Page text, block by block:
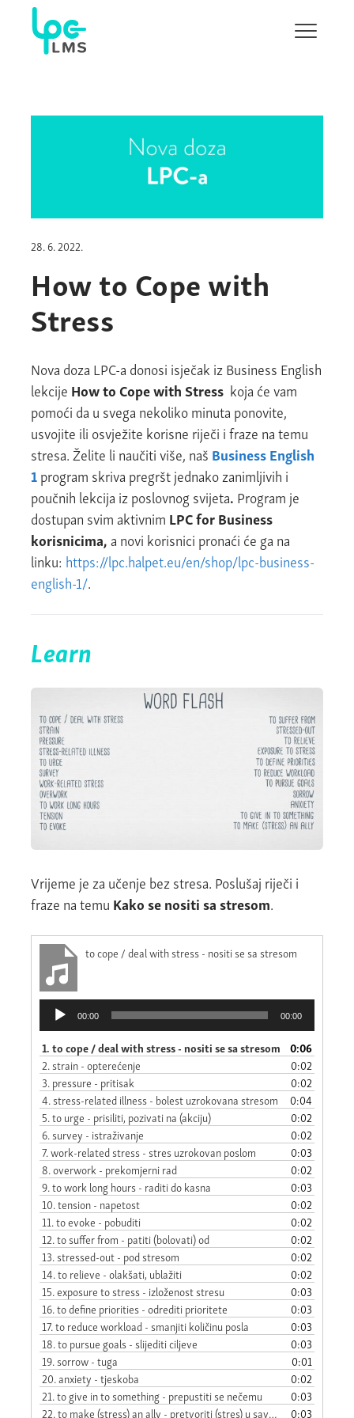
Pokaži/
28. 6. 2022.
How to Cope with
Stress
Nova doza LPC-a donosi isječak iz Business English
lekcije How to Cope with Stress koja će vam
pomoći da u svega nekoliko minuta ponovite,
usvojite ili osvježite korisne riječi i fraze na temu
stresa. Želite li naučiti više, naš Business English
1program skriva pregršt jednako zanimljivih i
poučnih lekcija iz poslovnog svijeta. Program je
dostupan svim aktivnim LPC for Business
korisnicima, a novi korisnici pronaći će ga na
linku: https://lpc.halpet.eu/en/shop/lpc-business-
english-1/.
Learn
Vrijeme je za učenje bez stresa. Poslušaj riječi i
fraze na temu Kako se nositi sa stresom.
to cope / deal with stress - nositi se sa stresom
Reproduktor
audiozapisa
00:00 00:00
1.to cope / deal with stress - nositi se sa stresom 0:06
2.strain - opterećenje
0:02
3.pressure - pritisak
0:02
4.stress-related illness - bolest uzrokovana stresom
0:04
5.to urge - prisiliti, pozivati na (akciju)
0:02
6.survey - istraživanje
0:02
7.work-related stress - stres uzrokovan poslom
0:03
8.overwork - prekomjerni rad
0:02
9.to work long hours - raditi do kasna
0:03
10.tension - napetost
0:02
11.to evoke - pobuditi
0:02
12.to suffer from - patiti (bolovati) od
0:02
13.stressed-out - pod stresom
0:02
14.to relieve - olakšati, ublažiti
0:02
15.exposure to stress - izloženost stresu
0:03
16.to define priorities - odrediti prioritete
0:03
17.to reduce workload - smanjiti količinu posla
0:03
18.to pursue goals - slijediti ciljeve
0:03
19.sorrow - tuga
0:01
20.anxiety - tjeskoba
0:02
21.to give in to something - prepustiti se nečemu
0:03
22.to make (stress) an ally - pretvoriti (stres) u saveznika 0:03